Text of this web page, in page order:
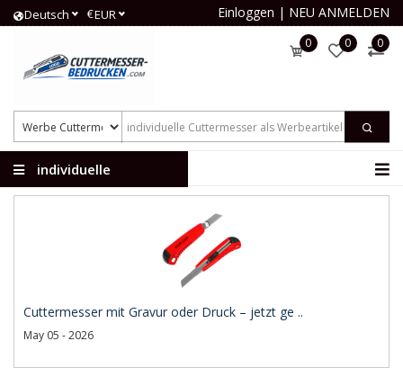
Deutsch €EUR Einloggen | NEU ANMELDEN
0 0 0
individuelle
Cuttermesser mit Gravur oder Druck – jetzt ge ..
May 05 - 2026